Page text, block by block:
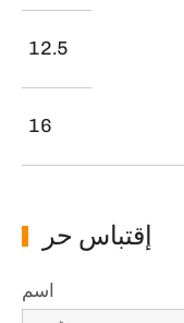
12.5
16
إقتباس حر
اسم